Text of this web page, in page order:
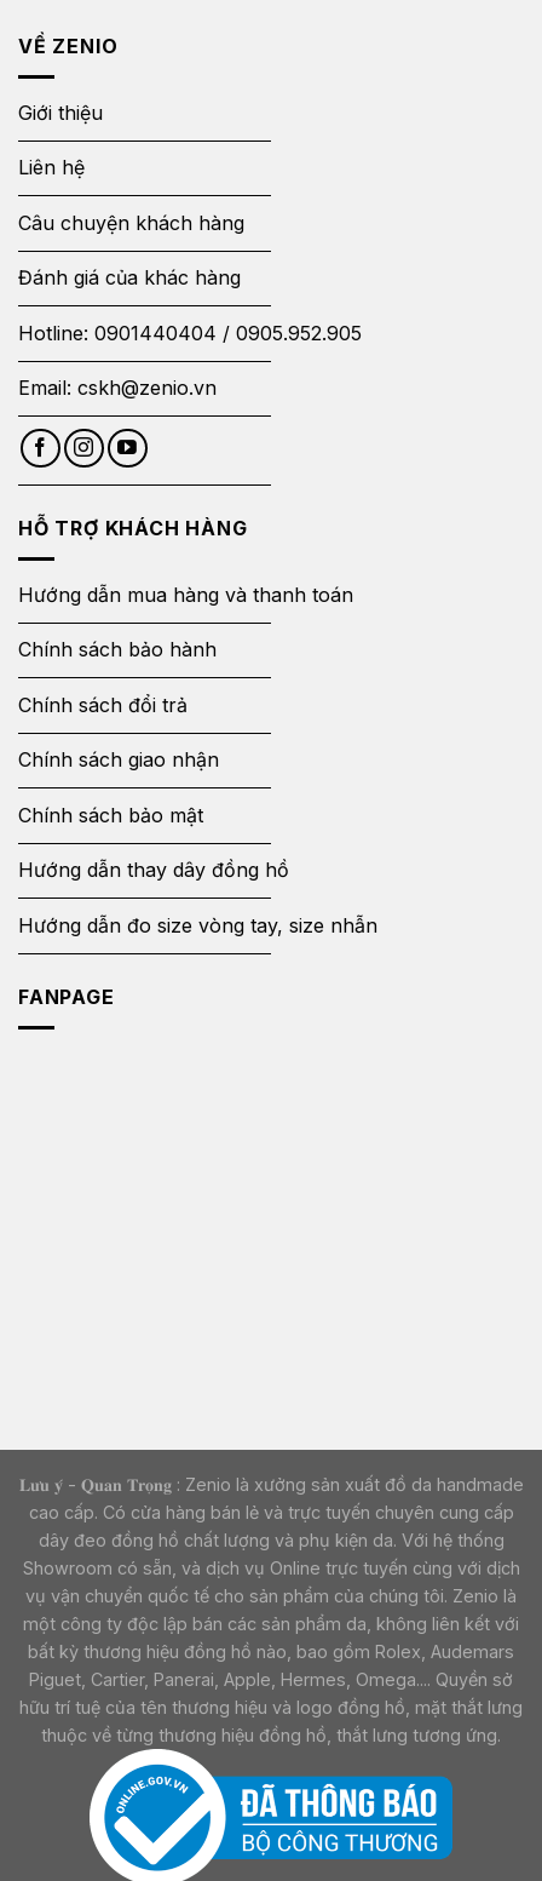
VỀ ZENIO
Giới thiệu
Liên hệ
Câu chuyện khách hàng
Đánh giá của khác hàng
Hotline: 0901440404 / 0905.952.905
Email: cskh@zenio.vn
HỖ TRỢ KHÁCH HÀNG
Hướng dẫn mua hàng và thanh toán
Chính sách bảo hành
Chính sách đổi trả
Chính sách giao nhận
Chính sách bảo mật
Hướng dẫn thay dây đồng hồ
Hướng dẫn đo size vòng tay, size nhẫn
FANPAGE
𝐋𝐮̛𝐮 𝐲́ - 𝐐𝐮𝐚𝐧 𝐓𝐫𝐨̣𝐧𝐠 : Zenio là xưởng sản xuất đồ da handmade
cao cấp. Có cửa hàng bán lẻ và trực tuyến chuyên cung cấp
dây đeo đồng hồ chất lượng và phụ kiện da. Với hệ thống
Showroom có sẵn, và dịch vụ Online trực tuyến cùng với dịch
vụ vận chuyển quốc tế cho sản phẩm của chúng tôi. Zenio là
một công ty độc lập bán các sản phẩm da, không liên kết với
bất kỳ thương hiệu đồng hồ nào, bao gồm Rolex, Audemars
Piguet, Cartier, Panerai, Apple, Hermes, Omega.... Quyền sở
hữu trí tuệ của tên thương hiệu và logo đồng hồ, mặt thắt lưng
thuộc về từng thương hiệu đồng hồ, thắt lưng tương ứng.